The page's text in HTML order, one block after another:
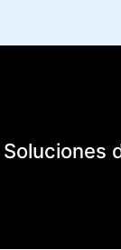
Soluciones